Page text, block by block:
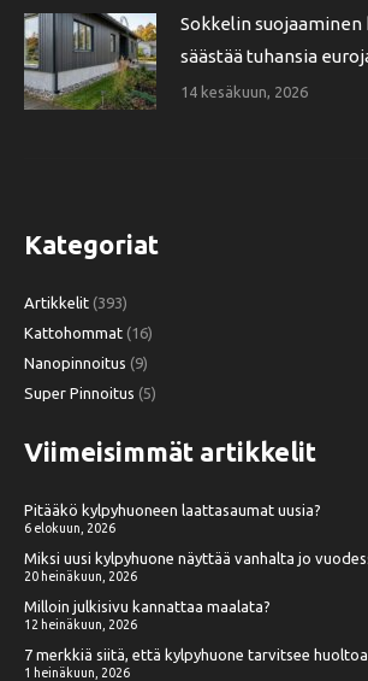
Sokkelin
säästää tuhansia
14 kesäkuun, 2026
Kategoriat
Artikkelit (393)
Kattohommat (16)
Nanopinnoitus (9)
Super Pinnoitus (5)
Viimeisimmät artikkelit
Pitääkö kylpyhuoneen laattasaumat uusia?
6 elokuun, 2026
Miksi uusi kylpyhuone näyttää vanhalta jo
20 heinäkuun, 2026
Milloin julkisivu kannattaa maalata?
12 heinäkuun, 2026
7 merkkiä siitä, että kylpyhuone tarvitsee
1 heinäkuun, 2026